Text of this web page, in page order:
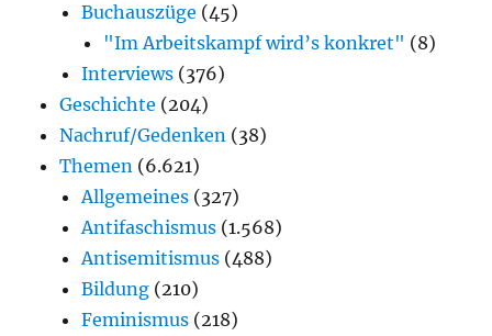
Buchauszüge (45)
"Im Arbeitskampf wird’s konkret" (8)
Interviews (376)
Geschichte (204)
Nachruf/Gedenken (38)
Themen (6.621)
Allgemeines (327)
Antifaschismus (1.568)
Antisemitismus (488)
Bildung (210)
Feminismus (218)